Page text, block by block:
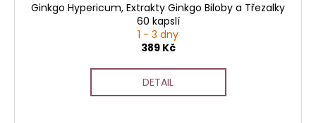
Ginkgo Hypericum, Extrakty Ginkgo Biloby a Třezalky
60 kapslí
1 - 3 dny
389 Kč
DETAIL